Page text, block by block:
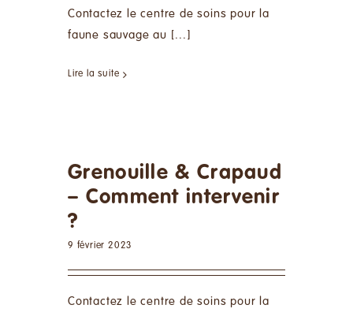
Contactez le centre de soins pour la
faune sauvage au [...]
Lire la suite
Grenouille & Crapaud
– Comment intervenir
?
9 février 2023
Contactez le centre de soins pour la